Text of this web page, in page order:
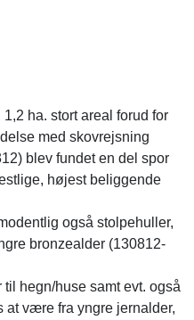
ha. stort areal forud for
med skovrejsning
blev fundet en del spor
højest beliggende
også stolpehuller,
bronzealder (130812-
hegn/huse samt evt. også
være fra yngre jernalder,